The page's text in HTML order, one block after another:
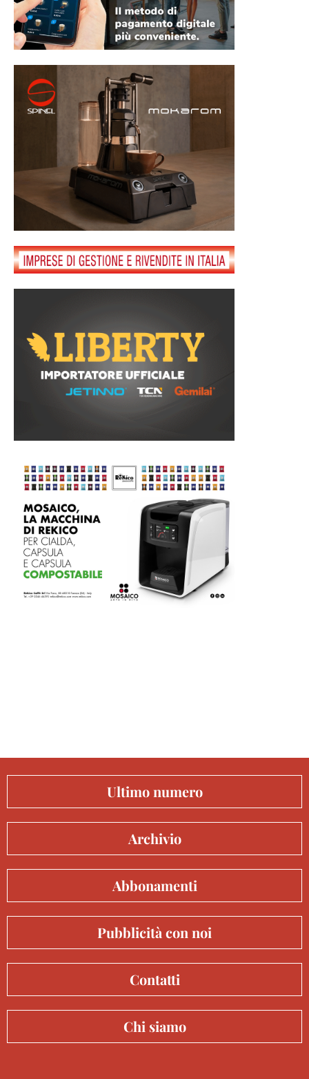
Ultimo numero
Archivio
Abbonamenti
Pubblicità con noi
Contatti
Chi siamo